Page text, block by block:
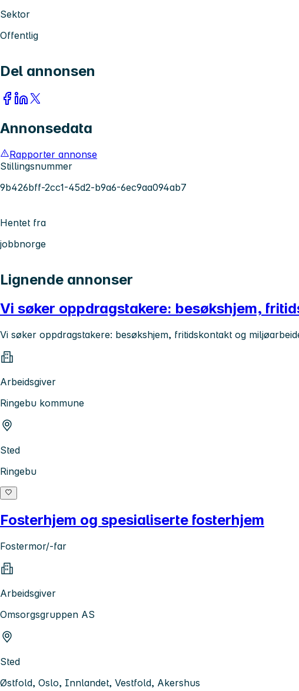
Sektor
Offentlig
Del annonsen
Annonsedata
Rapporter annonse
Stillingsnummer
9b426bff-2cc1-45d2-b9a6-6ec9aa094ab7
Hentet fra
jobbnorge
Lignende annonser
Vi søker oppdragstakere: besøkshjem,
Vi søker oppdragstakere: besøkshjem, fritidskontakt og
Arbeidsgiver
Ringebu kommune
Sted
Ringebu
Fosterhjem og spesialiserte fosterhjem
Fostermor/-far
Arbeidsgiver
Omsorgsgruppen AS
Sted
Østfold, Oslo, Innlandet, Vestfold, Akershus